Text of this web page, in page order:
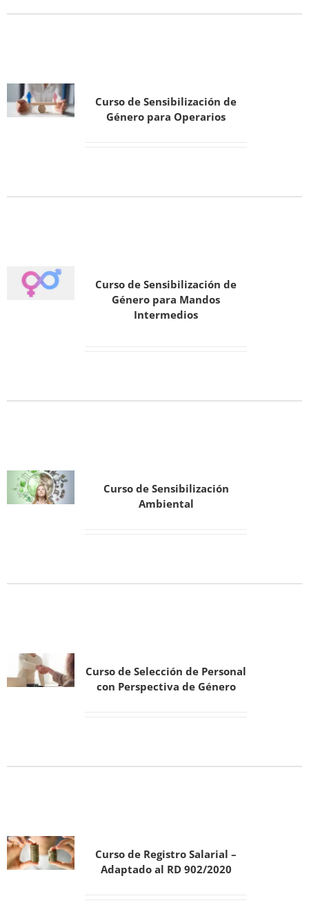
Curso de Sensibilización de
Género para Operarios
Curso de Sensibilización de
Género para Mandos
Intermedios
Curso de Sensibilización
Ambiental
Curso de Selección de Personal
con Perspectiva de Género
Curso de Registro Salarial –
Adaptado al RD 902/2020